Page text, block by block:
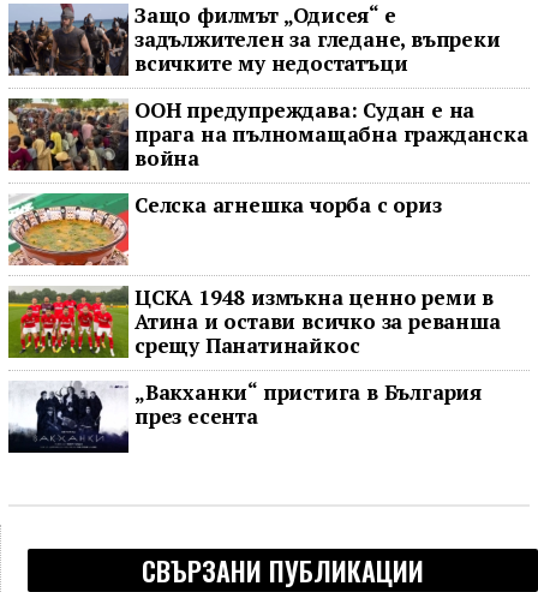
Защо филмът „Одисея“ е
задължителен за гледане, въпреки
всичките му недостатъци
ООН предупреждава: Судан е на
прага на пълномащабна гражданска
война
Селска агнешка чорба с ориз
ЦСКА 1948 измъкна ценно реми в
Атина и остави всичко за реванша
срещу Панатинайкос
„Вакханки“ пристига в България
през есента
СВЪРЗАНИ ПУБЛИКАЦИИ